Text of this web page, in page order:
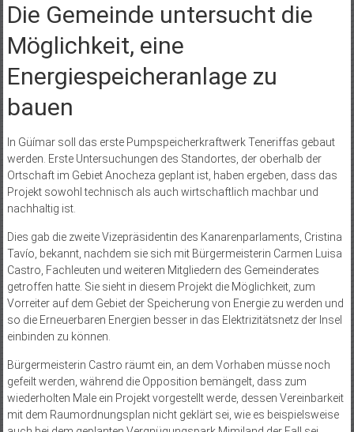
Die Gemeinde untersucht die
Möglichkeit, eine
Energiespeicheranlage zu
bauen
In Güímar soll das erste Pumpspeicherkraftwerk Teneriffas gebaut
werden. Erste Untersuchungen des Standortes, der oberhalb der
Ortschaft im Gebiet Anocheza geplant ist, haben ergeben, dass das
Projekt sowohl technisch als auch wirtschaftlich machbar und
nachhaltig ist.
Dies gab die zweite Vizepräsidentin des Kanarenparlaments, Cristina
Tavío, bekannt, nachdem sie sich mit Bürgermeisterin Carmen Luisa
Castro, Fachleuten und weiteren Mitgliedern des Gemeinderates
getroffen hatte. Sie sieht in diesem Projekt die Möglichkeit, zum
Vorreiter auf dem Gebiet der Speicherung von Energie zu werden und
so die Erneuerbaren Energien besser in das Elektrizitätsnetz der Insel
einbinden zu können.
Bürgermeisterin Castro räumt ein, an dem Vorhaben müsse noch
gefeilt werden, während die Opposition bemängelt, dass zum
wiederholten Male ein Projekt vorgestellt werde, dessen Vereinbarkeit
mit dem Raumordnungsplan nicht geklärt sei, wie es beispielsweise